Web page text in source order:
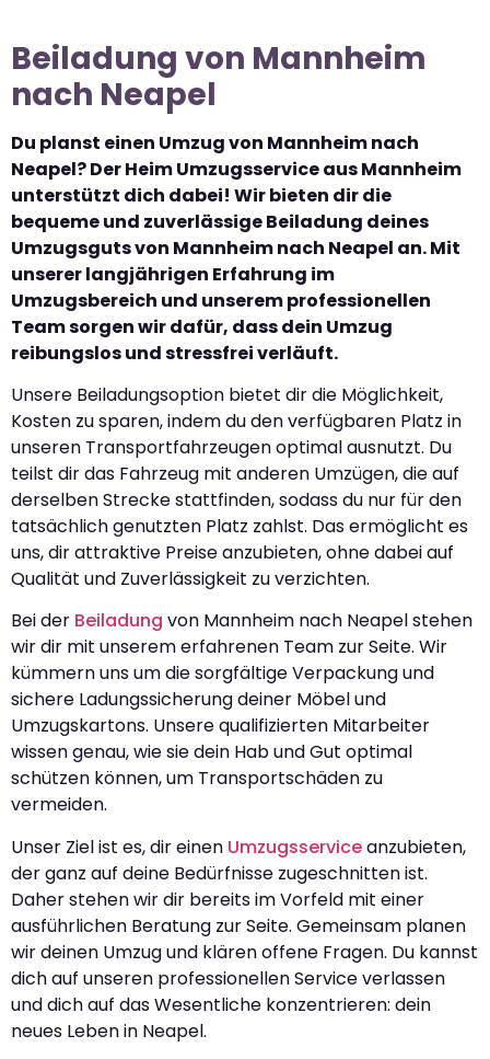
Beiladung von Mannheim
nach Neapel
Du planst einen Umzug von Mannheim nach
Neapel? Der Heim Umzugsservice aus Mannheim
unterstützt dich dabei! Wir bieten dir die
bequeme und zuverlässige Beiladung deines
Umzugsguts von Mannheim nach Neapel an. Mit
unserer langjährigen Erfahrung im
Umzugsbereich und unserem professionellen
Team sorgen wir dafür, dass dein Umzug
reibungslos und stressfrei verläuft.
Unsere Beiladungsoption bietet dir die Möglichkeit,
Kosten zu sparen, indem du den verfügbaren Platz in
unseren Transportfahrzeugen optimal ausnutzt. Du
teilst dir das Fahrzeug mit anderen Umzügen, die auf
derselben Strecke stattfinden, sodass du nur für den
tatsächlich genutzten Platz zahlst. Das ermöglicht es
uns, dir attraktive Preise anzubieten, ohne dabei auf
Qualität und Zuverlässigkeit zu verzichten.
Bei der Beiladung von Mannheim nach Neapel stehen
wir dir mit unserem erfahrenen Team zur Seite. Wir
kümmern uns um die sorgfältige Verpackung und
sichere Ladungssicherung deiner Möbel und
Umzugskartons. Unsere qualifizierten Mitarbeiter
wissen genau, wie sie dein Hab und Gut optimal
schützen können, um Transportschäden zu
vermeiden.
Unser Ziel ist es, dir einen Umzugsserviceanzubieten,
der ganz auf deine Bedürfnisse zugeschnitten ist.
Daher stehen wir dir bereits im Vorfeld mit einer
ausführlichen Beratung zur Seite. Gemeinsam planen
wir deinen Umzug und klären offene Fragen. Du kannst
dich auf unseren professionellen Service verlassen
und dich auf das Wesentliche konzentrieren: dein
neues Leben in Neapel.